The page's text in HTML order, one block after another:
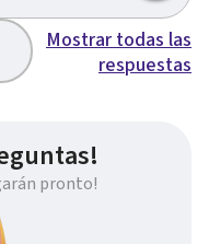
Mostrar todas las
respuestas
pronto!